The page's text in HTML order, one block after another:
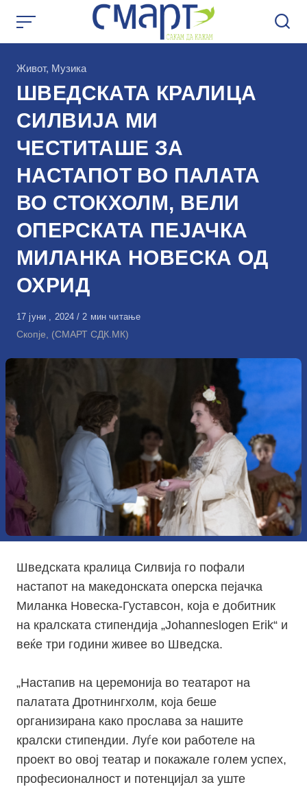
КАтегорија
Живот, Музика
ШВЕДСКАТА КРАЛИЦА
СИЛВИЈА МИ
ЧЕСТИТАШЕ ЗА
НАСТАПОТ ВО ПАЛАТА
ВО СТОКХОЛМ, ВЕЛИ
ОПЕРСКАТА ПЕЈАЧКА
МИЛАНКА НОВЕСКА ОД
ОХРИД
Објавено
на
17 јуни , 2024 2 мин читање
Скопје, (СМАРТ СДК.МК)
Шведската кралица Силвија го пофали
настапот на македонската оперска пејачка
Миланка Новеска-Густавсон, која е добитник
на кралската стипендија „Johanneslogen Erik“ и
веќе три години живее во Шведска.
„Настапив на церемонија во театарот на
палатата Дротнингхолм, која беше
организирана како прослава за нашите
кралски стипендии. Луѓе кои работеле на
проект во овој театар и покажале голем успех,
професионалност и потенцијал за уште